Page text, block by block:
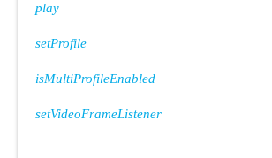
play
setProfile
isMultiProfileEnabled
setVideoFrameListener